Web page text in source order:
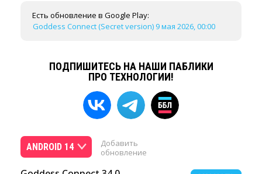
Есть обновление в Google Play:
Goddess Connect (Secret version) 9 мая 2026, 00:00
ПОДПИШИТЕСЬ НА НАШИ ПАБЛИКИ
ПРО ТЕХНОЛОГИИ!
ANDROID 14
Добавить
обновление